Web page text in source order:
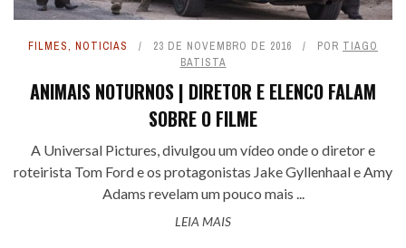
FILMES, NOTICIAS 23 DE NOVEMBRO DE 2016 POR TIAGO
BATISTA
ANIMAIS NOTURNOS | DIRETOR E ELENCO FALAM
SOBRE O FILME
A Universal Pictures, divulgou um vídeo onde o diretor e
roteirista Tom Ford e os protagonistas Jake Gyllenhaal e Amy
Adams revelam um pouco mais ...
LEIA MAIS